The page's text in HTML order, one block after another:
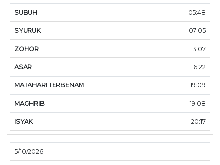
05:48
07:05
13:07
16:22
19:09
19:08
20:17
5/10/2026